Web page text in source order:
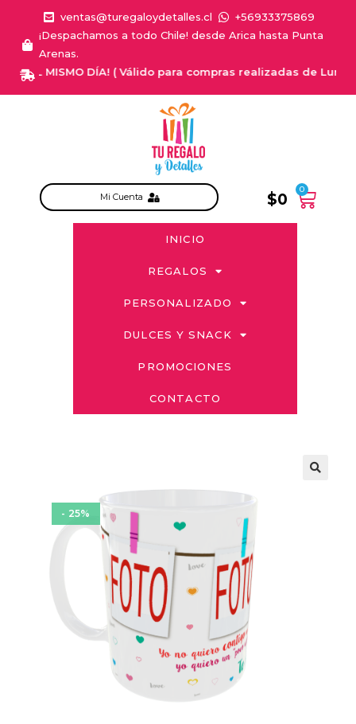
ventas@turegaloydetalles.cl
+56933375869
¡Despachamos a todo Chile! desde Arica hasta Punta
Arenas.
EL MISMO DÍA! ( Válido para compras realizadas de Lunes
Mi Cuenta $0
0
INICIO
REGALOS
PERSONALIZADO
DULCES Y SNACK
PROMOCIONES
CONTACTO
- 25%